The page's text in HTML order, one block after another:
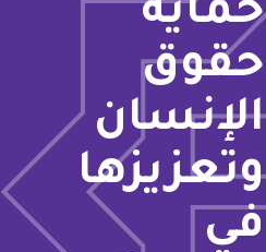
حماية
حقوق
الإنسان
وتعزيزها
في